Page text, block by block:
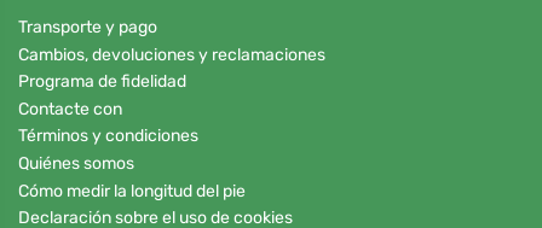
Transporte y pago
Cambios, devoluciones y reclamaciones
Programa de fidelidad
Contacte con
Términos y condiciones
Quiénes somos
Cómo medir la longitud del pie
Declaración sobre el uso de cookies